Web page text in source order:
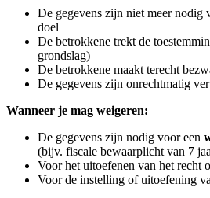
De gegevens zijn niet meer nodig
doel
De betrokkene trekt de
grondslag)
De betrokkene maakt terecht
De gegevens zijn onrechtmatig
Wanneer je mag weigeren:
De gegevens zijn nodig voor een
(bijv. fiscale bewaarplicht van 7
Voor het uitoefenen van het recht
Voor de instelling of uitoefening